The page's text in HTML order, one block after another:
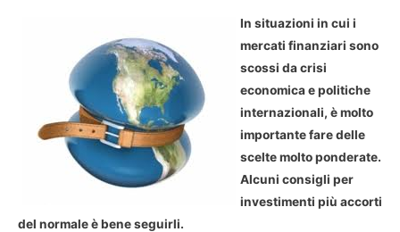
In situazioni in cui i
mercati finanziari sono
scossi da crisi
economica e politiche
internazionali, è molto
importante fare delle
scelte molto ponderate.
Alcuni consigli per
investimenti più accorti
del normale è bene seguirli.